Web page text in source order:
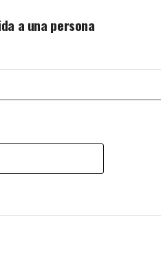
a una persona